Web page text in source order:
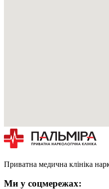
Приватна медична клініка
Ми у соцмережах: